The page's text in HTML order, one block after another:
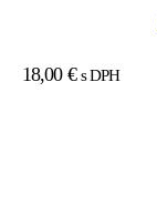
18,00 € s DPH